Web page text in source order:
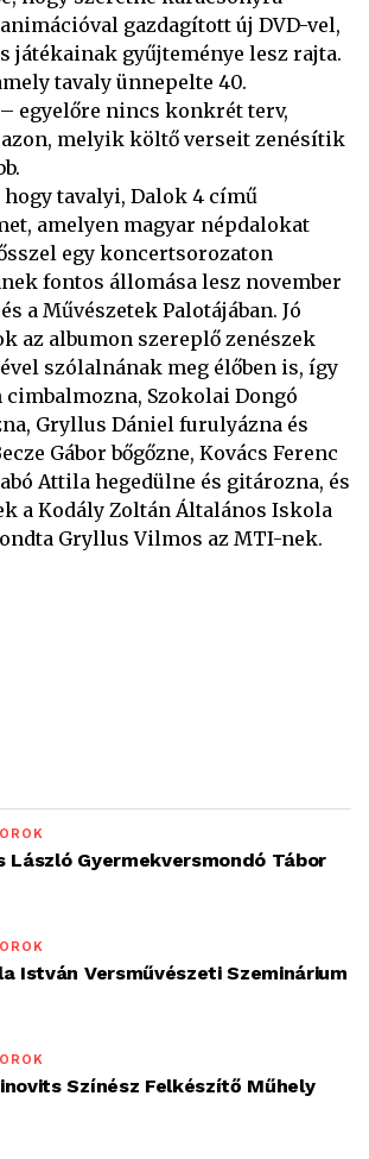
gazdagított új DVD-vel,
játékainak gyűjteménye lesz rajta.
tavaly ünnepelte 40.
egyelőre nincs konkrét terv,
melyik költő verseit zenésítik
hogy tavalyi, Dalok 4 című
amelyen magyar népdalokat
egy koncertsorozaton
fontos állomása lesz november
a Művészetek Palotájában. Jó
az albumon szereplő zenészek
szólalnának meg élőben is, így
Szokolai Dongó
Gryllus Dániel furulyázna és
Gábor bőgőzne, Kovács Ferenc
Attila hegedülne és gitározna, és
a Kodály Zoltán Általános Iskola
Gryllus Vilmos az MTI-nek.
László Gyermekversmondó Tábor
István Versművészeti Szeminárium
Színész Felkészítő Műhely